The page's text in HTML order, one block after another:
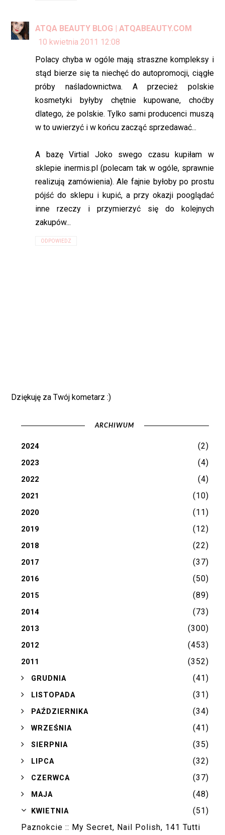
ATQA BEAUTY BLOG | ATQABEAUTY.COM
10 kwietnia 2011 12:08
Polacy chyba w ogóle mają straszne kompleksy i
stąd bierze się ta niechęć do autopromocji, ciągłe
próby naśladownictwa. A przecież polskie
kosmetyki byłyby chętnie kupowane, choćby
dlatego, że polskie. Tylko sami producenci muszą
w to uwierzyć i w końcu zacząć sprzedawać...
A bazę Virtial Joko swego czasu kupiłam w
sklepie inermis.pl (polecam tak w ogóle, sprawnie
realizują zamówienia). Ale fajnie byłoby po prostu
pójść do sklepu i kupić, a przy okazji pooglądać
inne rzeczy i przymierzyć się do kolejnych
zakupów...
ODPOWIEDZ
Dziękuję za Twój kometarz :)
ARCHIWUM
2024 (2)
2023 (4)
2022 (4)
2021 (10)
2020 (11)
2019 (12)
2018 (22)
2017 (37)
2016 (50)
2015 (89)
2014 (73)
2013 (300)
2012 (453)
2011 (352)
►GRUDNIA (41)
►LISTOPADA (31)
►PAŹDZIERNIKA (34)
►WRZEŚNIA (41)
►SIERPNIA (35)
►LIPCA (32)
►CZERWCA (37)
►MAJA (48)
▼KWIETNIA
(51)
Paznokcie :: My Secret, Nail Polish, 141 Tutti